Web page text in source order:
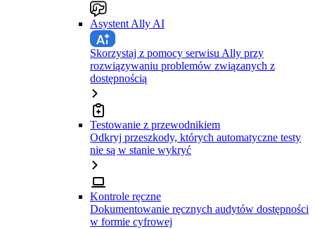
Asystent Ally AI
Skorzystaj z pomocy serwisu Ally przy
rozwiązywaniu problemów związanych z
dostępnością
Testowanie z przewodnikiem
Odkryj przeszkody, których automatyczne testy
nie są w stanie wykryć
Kontrole ręczne
Dokumentowanie ręcznych audytów dostępności
w formie cyfrowej